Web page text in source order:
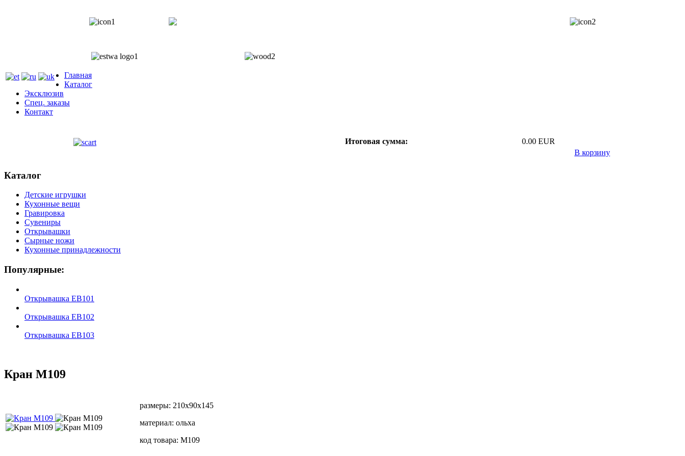
Главная
Каталог
Эксклюзив
Спец. заказы
Контакт
Итоговая сумма:
0.00 EUR
В корзину
Каталог
Детские игрушки
Кухонные вещи
Гравировка
Сувениры
Открывашки
Сырные ножи
Кухонные принадлежности
Популярные:
Открывашка EB101
Открывашка EB102
Открывашка EB103
Кран М109
размеры: 210х90х145
материал: ольха
код товара: М109